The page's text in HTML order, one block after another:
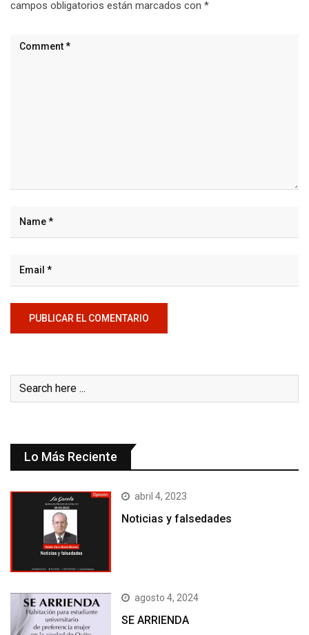
campos obligatorios están marcados con *
Lo Más Reciente
abril 4, 2023
Noticias y falsedades
agosto 4, 2024
SE ARRIENDA